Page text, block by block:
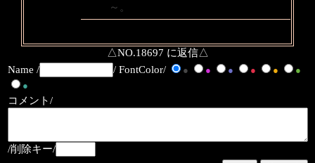
～。
△NO.18697 に返信△
Name /
/ FontColor/ ● ● ● ● ●
●
●
コメント/
/削除キー/